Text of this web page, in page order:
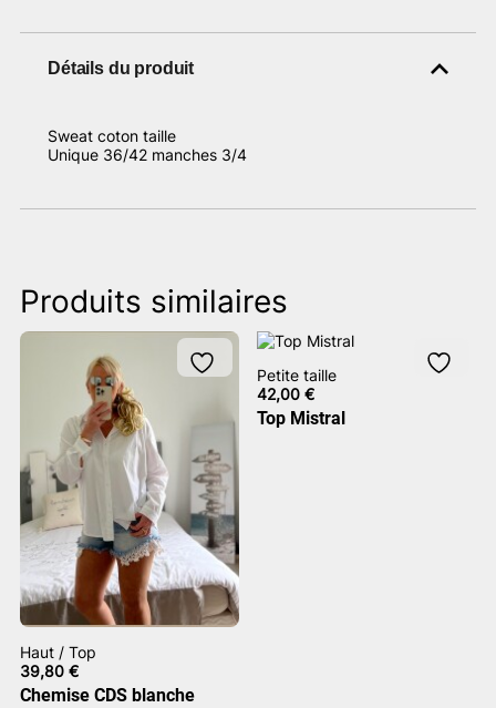
Détails du produit
Sweat coton taille
Unique 36/42 manches 3/4
Produits similaires
Haut / Top
39,80 €
Chemise CDS blanche
Petite taille
42,00€
Top Mistral